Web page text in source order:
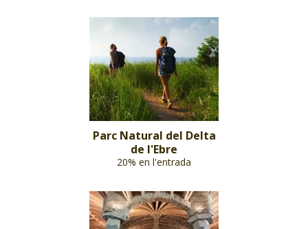
Parc Natural del Delta
de l'Ebre
20% en l'entrada